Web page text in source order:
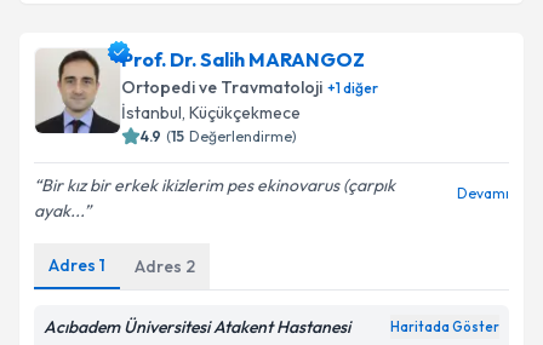
Prof. Dr. Salih MARANGOZ
Ortopedi ve Travmatoloji +1diğer
İstanbul, Küçükçekmece
4.9 (15 Değerlendirme)
Bir kız bir erkek ikizlerim pes ekinovarus (çarpık
ayak...
Devamı
Adres 1 Adres 2
Acıbadem Üniversitesi Atakent Hastanesi Haritada Göster